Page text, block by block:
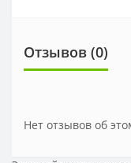
Отзывов (0)
Нет отзывов об